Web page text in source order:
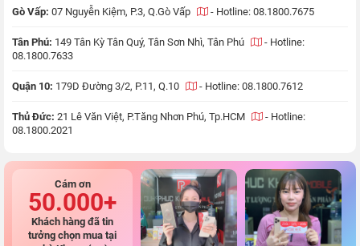
Gò Vấp: 07 Nguyễn Kiệm, P.3, Q.Gò Vấp - Hotline: 08.1800.7675
Tân Phú: 149 Tân Kỳ Tân Quý, Tân Sơn Nhì, Tân Phú - Hotline:
08.1800.7633
Quận 10: 179D Đường 3/2, P.11, Q.10 - Hotline: 08.1800.7612
Thủ Đức: 21 Lê Văn Việt, P.Tăng Nhơn Phú, Tp.HCM - Hotline:
08.1800.2021
Cám ơn
50.000+
Khách hàng đã tin
tưởng chọn mua tại